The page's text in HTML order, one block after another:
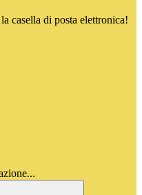
casella di posta elettronica!